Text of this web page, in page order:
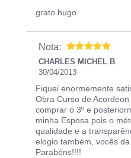
grato hugo
Nota:
CHARLES MICHEL B
30/04/2013
Fiquei enormemente
Obra Curso de
comprar o 3º e
minha Esposa pois o
qualidade e a
elogio também, vocês
Parabéns!!!!